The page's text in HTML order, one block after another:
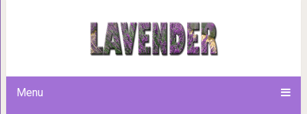
Menu
Вулканические